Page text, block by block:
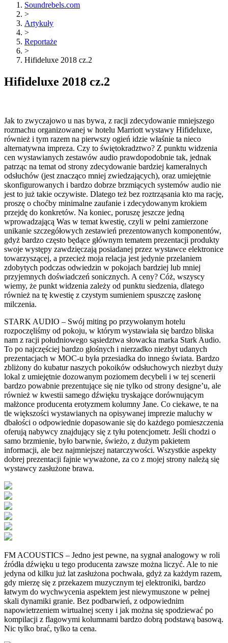
Soundrebels.com
>
Artykuły
>
Reportaże
>
Hifideluxe 2018 cz.2
Hifideluxe 2018 cz.2
Jak to zwyczajowo u nas bywa, z racji zdecydowanie mniejszego
rozmachu organizowanej w hotelu Marriott wystawy Hifideluxe,
również i tym razem na pierwszy ogień idzie właśnie ta nieco
alternatywna impreza. Czy to świętokradztwo? Z punktu widzenia
cen wystawianych zestawów audio prawdopodobnie tak, jednak
patrząc na temat od strony zdecydowanie bardziej kameralnych
odsłuchów (jest znacząco mniej zwiedzających), oraz umiejętnie
skonfigurowanych i bardzo dobrze brzmiących systemów audio nie
jest to już takie oczywiste. Dlatego też bez roztrząsania kto ma rację,
proszę o choćby minimalne zaufanie i zdecydowanym krokiem
przejdę do konkretów. Na koniec, poruszę jeszcze jedną
wprowadzającą Was w temat kwestię, czyli w pełni zamierzone
unikanie szczegółowych zestawień prezentowanych komponentów,
gdyż bardzo często będące głównym tematem prezentacji produkty
swoje występy zawdzięczają posiadanej przez wystawce elektronice
towarzyszącej, a przecież moja relacja jest jedynie przelaniem
zdobytych podczas odwiedzin w pokojach bardziej lub mniej
przyjemnych doświadczeń sonicznych. A ceny? Cóż, wszyscy
wiemy, że punkt widzenia zależy od punktu siedzenia, dlatego
również na tę kwestię z czystym sumieniem spuszczę zasłonę
milczenia.
STARK AUDIO – Swój miting po przywołanym hotelu
rozpoczęliśmy od pokoju, w którym wystawiała się bardzo bliska
nam z racji południowego sąsiedztwa słowacka marka Stark Audio.
To po najczęściej bardzo głośnych i nierzadko niezbyt udanych
prezentacjach w MOC-u była przesiadka do innego świata. Bardzo
zbliżony do kubatur naszych pokoików odsłuchowych niezbyt duży
lokal z umiejętnie dozowanym poziomem decybeli i w tej scenerii
bardzo powabnie prezentujące się nie tylko od strony designe’u, ale
również w kwestii samego dźwięku tryskające dorównującym
małżonce producenta erotyzmem kolumny Jane. Co ciekawe, te na
tle większości wystawianych na opisywanej imprezie maluchy w
dbałości o odpowiednie dopasowanie się do każdego pomieszczenia
oferują nabywcy znajdujący się z tyłu potencjometr. Jeśli chodzi o
samo brzmienie, było barwnie, świeżo, z dużym pakietem
informacji, ale bez najmniejszej natarczywości. Wszystkie aspekty
dobrej prezentacji fajnie wyważone, za co z mojej strony należą się
wystawcy zasłużone brawa.
FM ACOUSTICS – Jedno jest pewne, na sygnał analogowy w roli
źródła dźwięku u tego producenta zawsze można liczyć. Ale to nie
jedyna od kilku już lat zasłużona pochwała, gdyż za każdym razem,
gdy mierzę się z przekazem muzycznym tej elektroniki, bardzo
łatwym do wychwycenia aspektem jest niewymuszone w pełnej
skali dynamiki granie. Bez podbarwień, z odpowiednim
napowietrzeniem wirtualnej sceny i jak można się spodziewać po
kompilacji z flagowymi kolumnami bardzo dobrą podstawą basową.
Nic tylko brać, tylko ta cena.